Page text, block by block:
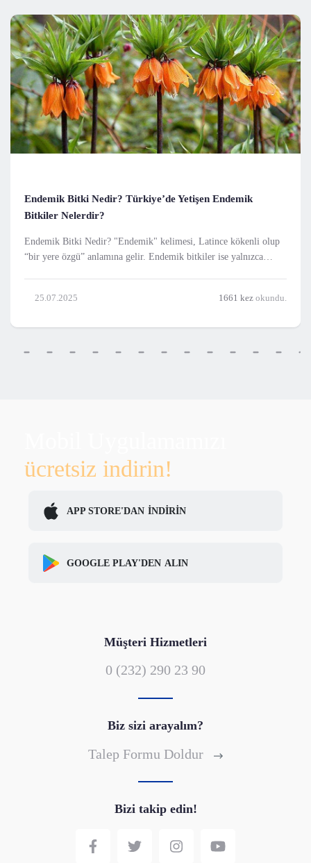
Endemik Bitki Nedir? Türkiye’de Yetişen Endemik
Bitkiler Nelerdir?
Endemik Bitki Nedir? "Endemik" kelimesi, Latince kökenli olup
“bir yere özgü” anlamına gelir. Endemik bitkiler ise yalnızca
bitkiler, bulundukları bö
25.07.2025 1661 kez okundu.
ücretsiz indirin!
APP STORE'DAN İNDİRİN
GOOGLE PLAY'DEN ALIN
Müşteri Hizmetleri
0 (232) 290 23 90
Biz sizi arayalım?
Talep Formu Doldur
Bizi takip edin!